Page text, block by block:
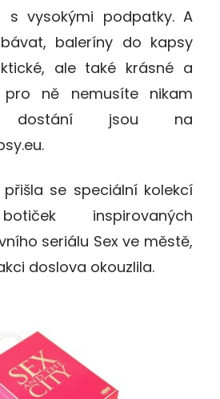
vysokými podpatky. A
baleríny do kapsy
ale také krásné a
pro ně nemusíte nikam
jsou na
se speciální kolekcí
inspirovaných
seriálu Sex ve městě,
doslova okouzlila.